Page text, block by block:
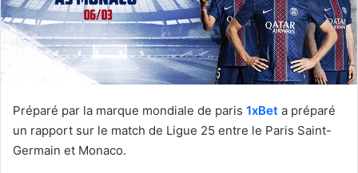
Préparé par la marque mondiale de paris 1xBet a préparé
un rapport sur le match de Ligue 25 entre le Paris Saint-
Germain et Monaco.